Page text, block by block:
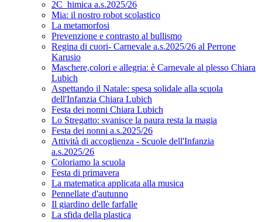
2C_himica a.s.2025/26
Mia: il nostro robot scolastico
La metamorfosi
Prevenzione e contrasto al bullismo
Regina di cuori- Carnevale a.s.2025/26 al Perrone
Karusio
Maschere,colori e allegria: è Carnevale al plesso Chiara
Lubich
Aspettando il Natale: spesa solidale alla scuola
dell'Infanzia Chiara Lubich
Festa dei nonni Chiara Lubich
Lo Stregatto: svanisce la paura resta la magia
Festa dei nonni a.s.2025/26
Attività di accoglienza - Scuole dell'Infanzia
a.s.2025/26
Coloriamo la scuola
Festa di primavera
La matematica applicata alla musica
Pennellate d'autunno
Il giardino delle farfalle
La sfida della plastica